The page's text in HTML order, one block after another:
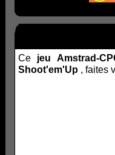
Ce jeu Amstrad-
Shoot'em'Up , faites